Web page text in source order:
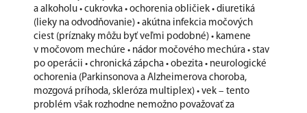
a alkoholu • cukrovka • ochorenia obličiek • diuretiká
(lieky na odvodňovanie) • akútna infekcia močových
ciest (príznaky môžu byť veľmi podobné) • kamene
v močovom mechúre • nádor močového mechúra • stav
po operácii • chronická zápcha • obezita • neurologické
ochorenia (Parkinsonova a Alzheimerova choroba,
mozgová príhoda, skleróza multiplex) • vek – tento
problém však rozhodne nemožno považovať za